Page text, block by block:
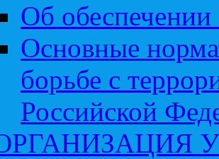
Об обеспечении
Основные
борьбе с
Российской